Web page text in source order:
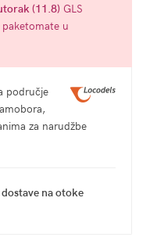
(11.8) GLS
u
područje
za narudžbe
na otoke